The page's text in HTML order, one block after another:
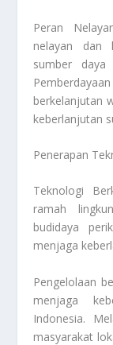
Peran
nelayan dan
sumber daya
berkelanjutan
keberlanjutan
Penerapan
Teknologi
ramah
budidaya
menjaga
Pengelolaan
menjaga
Indonesia.
masyarakat